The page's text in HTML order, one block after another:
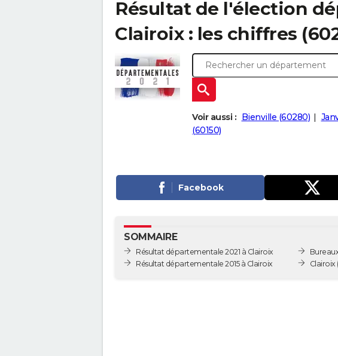
Résultat de l'élection
Clairoix : les chiffres
Voir aussi : Bienville (60280)
(60150)
Facebook
SOMMAIRE
Résultat départementale 2021 à Clairoix
Résultat départementale 2015 à Clairoix
Clairoix